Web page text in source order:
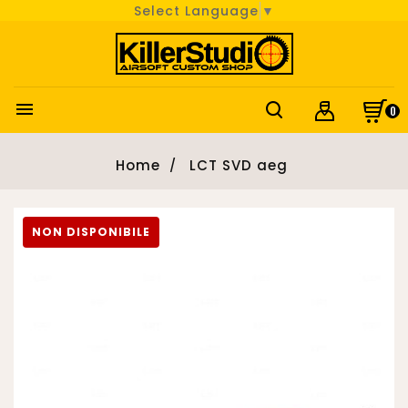
Select Language ▼
 0
Home LCT SVD aeg
NON DISPONIBILE